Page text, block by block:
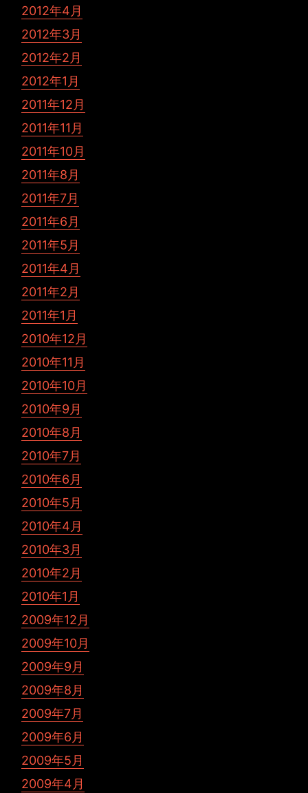
2012年4月
2012年3月
2012年2月
2012年1月
2011年12月
2011年11月
2011年10月
2011年8月
2011年7月
2011年6月
2011年5月
2011年4月
2011年2月
2011年1月
2010年12月
2010年11月
2010年10月
2010年9月
2010年8月
2010年7月
2010年6月
2010年5月
2010年4月
2010年3月
2010年2月
2010年1月
2009年12月
2009年10月
2009年9月
2009年8月
2009年7月
2009年6月
2009年5月
2009年4月